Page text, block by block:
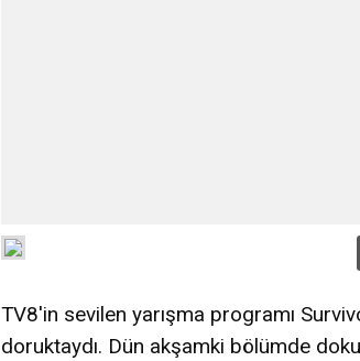
TV8'in sevilen yarışma programı
doruktaydı. Dün akşamki bölümde